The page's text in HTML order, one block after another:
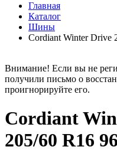
Главная
Каталог
Шины
Cordiant Winter Drive
Внимание! Если вы не
получили письмо о
проигнорируйте его.
Cordiant
205/60 R16